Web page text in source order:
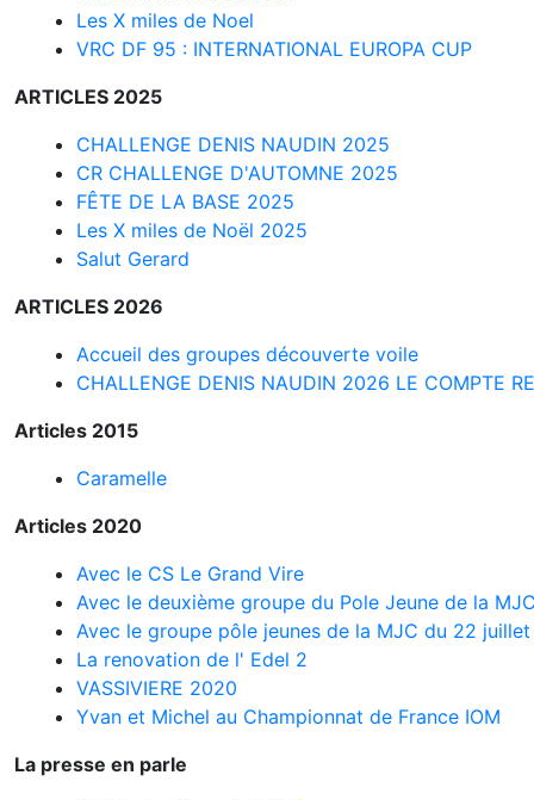
Les X miles de Noel
VRC DF 95 : INTERNATIONAL EUROPA CUP
ARTICLES 2025
CHALLENGE DENIS NAUDIN 2025
CR CHALLENGE D'AUTOMNE 2025
FÊTE DE LA BASE 2025
Les X miles de Noël 2025
Salut Gerard
ARTICLES 2026
Accueil des groupes découverte voile
CHALLENGE DENIS NAUDIN 2026 LE COMPTE
Articles 2015
Caramelle
Articles 2020
Avec le CS Le Grand Vire
Avec le deuxième groupe du Pole Jeune de la
Avec le groupe pôle jeunes de la MJC du 22 juillet
La renovation de l' Edel 2
VASSIVIERE 2020
Yvan et Michel au Championnat de France IOM
La presse en parle